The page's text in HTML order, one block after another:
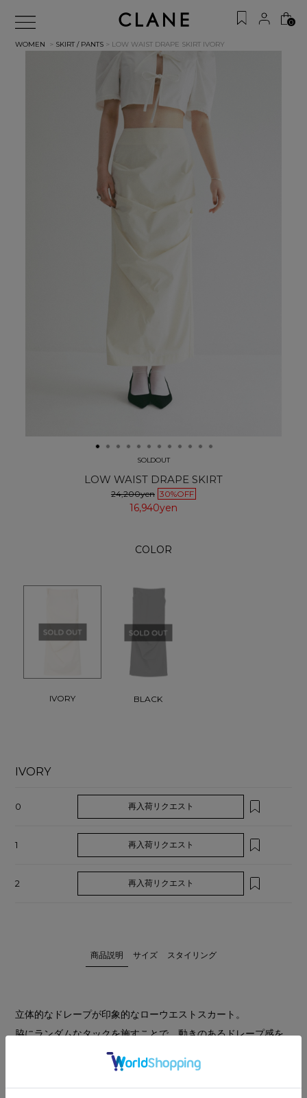
0
WOMEN > SKIRT / PANTS > LOW WAIST DRAPE SKIRT IVORY
SOLDOUT
LOW WAIST DRAPE SKIRT
24,200yen 30%OFF
16,940yen
COLOR
IVORY BLACK
IVORY
0 再入荷リクエスト
1 再入荷リクエスト
2 再入荷リクエスト
商品説明 サイズ スタイリング
立体的なドレープが印象的なローウエストスカート。
脇にランダムなタックを施すことで、動きのあるドレープ感を
演出。程よいローウエスト設定で、モードな抜け感のある印象
ヒップにはポケットを配し、バックに施した深めのスリットに